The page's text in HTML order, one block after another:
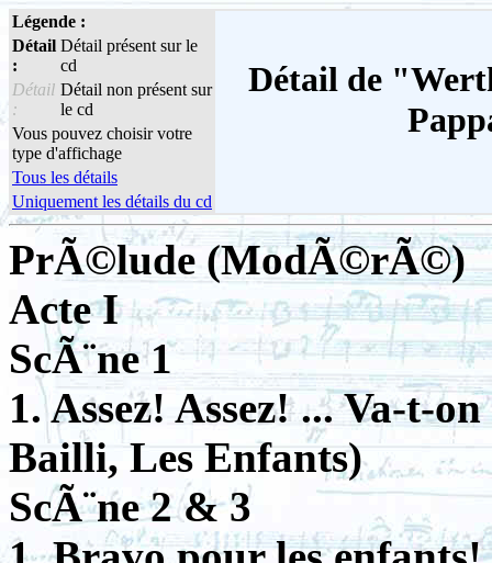
Légende :
Détail de
Détail
:
Détail présent sur le
cd
Détail
:
Détail non présent sur
le cd
Vous pouvez choisir votre
type d'affichage
Tous les détails
Uniquement les détails du cd
PrÃ©lude (ModÃ©rÃ©)
Acte I
ScÃ¨ne 1
1. Assez! Assez! ... Va-t-
Bailli, Les Enfants)
ScÃ¨ne 2 & 3